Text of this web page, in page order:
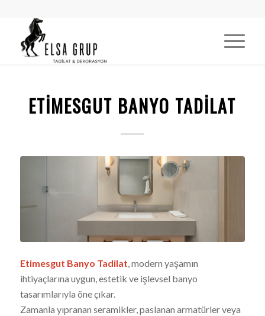
ETIMESGUT BANYO TADILAT
Etimesgut Banyo Tadilat, modern yaşamın
ihtiyaçlarına uygun, estetik ve işlevsel banyo
tasarımlarıyla öne çıkar.
Zamanla yıpranan seramikler, paslanan armatürler veya